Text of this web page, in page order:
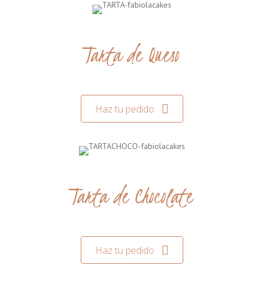
Tarta de Queso
Haz tu pedido
Tarta de Chocolate
Haz tu pedido